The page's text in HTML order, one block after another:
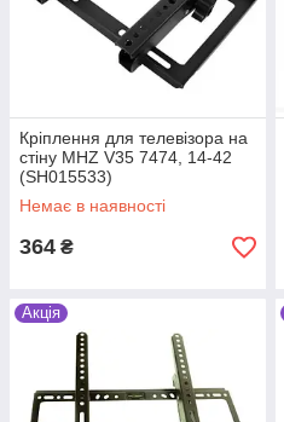
Кріплення для телевізора на
стіну MHZ V35 7474, 14-42
(SH015533)
Немає в наявності
364 ₴
Акція